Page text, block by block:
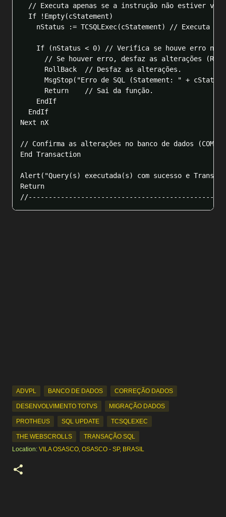
// Executa apenas se a instrução não estiver
If !Empty(cStatement)
nStatus := TCSQLExec(cStatement) // Executa a
If (nStatus < 0) // Verifica se houve erro na
// Se houver erro, desfaz as alterações
RollBack  // Desfaz as alterações.
MsgStop("Erro de SQL (Statement: " +
Return    // Sai da função.
EndIf
EndIf
Next nX
// Confirma as alterações no banco de dados
End Transaction
Alert("Query(s) executada(s) com sucesso e
Return
ADVPL BANCO DE DADOS CORREÇÃO DADOS
DESENVOLVIMENTO TOTVS MIGRAÇÃO DADOS
PROTHEUS SQL UPDATE TCSQLEXEC
THE WEBSCROLLS
TRANSAÇÃO SQL
Location: VILA OSASCO, OSASCO - SP, BRASIL